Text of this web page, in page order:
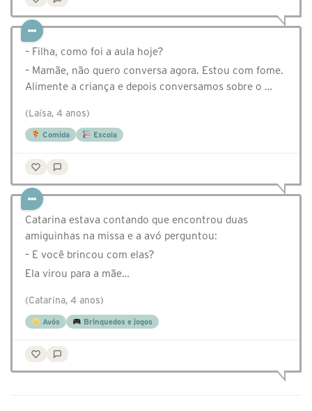
– Filha, como foi a aula hoje?
– Mamãe, não quero conversa agora. Estou com fome.
Alimente a criança e depois conversamos sobre o …
(Laísa, 4 anos)
Comida Escola
Catarina estava contando que encontrou duas
amiguinhas na missa e a avó perguntou:
– E você brincou com elas?
Ela virou para a mãe…
(Catarina, 4 anos)
Avós Brinquedos e jogos